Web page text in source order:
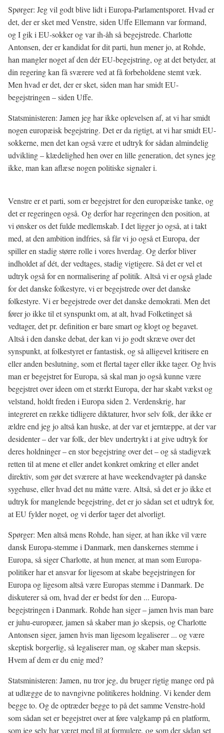
Spørger: Jeg vil godt blive lidt i Europa-Parlamentsporet. Hvad er
det, der er sket med Venstre, siden Uffe Ellemann var formand,
og I gik i EU-sokker og var ih-åh så begejstrede. Charlotte
Antonsen, der er kandidat for dit parti, hun mener jo, at Rohde,
han mangler noget af den dér EU-begejstring, og at det betyder, at
din regering kan få sværere ved at få forbeholdene stemt væk.
Men hvad er det, der er sket, siden man har smidt EU-
begejstringen – siden Uffe.
Statsministeren: Jamen jeg har ikke oplevelsen af, at vi har smidt
nogen europæisk begejstring. Det er da rigtigt, at vi har smidt EU-
sokkerne, men det kan også være et udtryk for sådan almindelig
udvikling – klædelighed hen over en lille generation, det synes jeg
ikke, man kan aflæse nogen politiske signaler i.
Venstre er et parti, som er begejstret for den europæiske tanke, og
det er regeringen også. Og derfor har regeringen den position, at
vi ønsker os det fulde medlemskab. I det ligger jo også, at i takt
med, at den ambition indfries, så får vi jo også et Europa, der
spiller en stadig større rolle i vores hverdag. Og derfor bliver
indholdet af dét, der vedtages, stadig vigtigere. Så det er vel et
udtryk også for en normalisering af politik. Altså vi er også glade
for det danske folkestyre, vi er begejstrede over det danske
folkestyre. Vi er begejstrede over det danske demokrati. Men det
fører jo ikke til et synspunkt om, at alt, hvad Folketinget så
vedtager, det pr. definition er bare smart og klogt og begavet.
Altså i den danske debat, der kan vi jo godt skræve over det
synspunkt, at folkestyret er fantastisk, og så alligevel kritisere en
eller anden beslutning, som et flertal tager eller ikke tager. Og hvis
man er begejstret for Europa, så skal man jo også kunne være
begejstret over ideen om et stærkt Europa, der har skabt vækst og
velstand, holdt freden i Europa siden 2. Verdenskrig, har
integreret en række tidligere diktaturer, hvor selv folk, der ikke er
ældre end jeg jo altså kan huske, at der var et jerntæppe, at der var
desidenter – der var folk, der blev undertrykt i at give udtryk for
deres holdninger – en stor begejstring over det – og så stadigvæk
retten til at mene et eller andet konkret omkring et eller andet
direktiv, som gør det sværere at have weekendvagter på danske
sygehuse, eller hvad det nu måtte være. Altså, så det er jo ikke et
udtryk for manglende begejstring, det er jo sådan set et udtryk for,
at EU fylder noget, og vi derfor tager det alvorligt.
Spørger: Men altså mens Rohde, han siger, at han ikke vil være
dansk Europa-stemme i Danmark, men danskernes stemme i
Europa, så siger Charlotte, at hun mener, at man som Europa-
politiker har et ansvar for ligesom at skabe begejstringen for
Europa og ligesom altså være Europas stemme i Danmark. De
diskuterer så om, hvad der er bedst for den ... Europa-
begejstringen i Danmark. Rohde han siger – jamen hvis man bare
er juhu-europæer, jamen så skaber man jo skepsis, og Charlotte
Antonsen siger, jamen hvis man ligesom legaliserer ... og være
skeptisk borgerlig, så legaliserer man, og skaber man skepsis.
Hvem af dem er du enig med?
Statsministeren: Jamen, nu tror jeg, du bruger rigtig mange ord på
at udlægge de to navngivne politikeres holdning. Vi kender dem
begge to. Og de optræder begge to på det samme Venstre-hold
som sådan set er begejstret over at føre valgkamp på en platform,
som jeg selv har været med til at formulere, og som der sådan set